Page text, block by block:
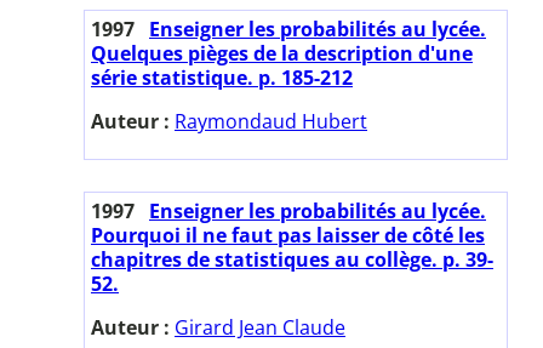
1997 Enseigner les probabilités au lycée.
Quelques pièges de la description d'une
série statistique. p. 185-212
Auteur : Raymondaud Hubert
1997 Enseigner les probabilités au lycée.
Pourquoi il ne faut pas laisser de côté les
chapitres de statistiques au collège. p. 39-
52.
Auteur : Girard Jean Claude